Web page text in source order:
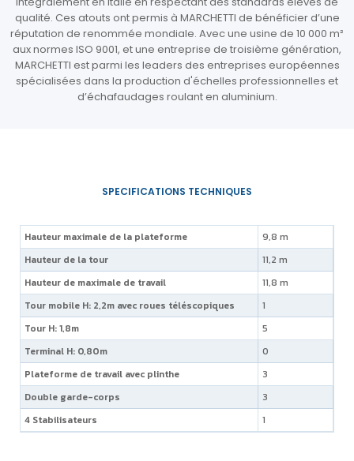
Hauteur maximale de la plateforme
9,8 m
Hauteur de la tour
11,2 m
Hauteur de maximale de travail
11,8 m
Tour mobile H: 2,2m avec roues téléscopiques
1
Tour H: 1,8m
5
Terminal H: 0,80m
0
Plateforme de travail avec plinthe
3
Double garde-corps
3
4 Stabilisateurs
1
qualité. Ces atouts ont permis à MARCHETTI de bénéficier d’une
réputation de renommée mondiale. Avec une usine de 10 000 m²
aux normes ISO 9001, et une entreprise de troisième génération,
MARCHETTI est parmi les leaders des entreprises européennes
spécialisées dans la production d'échelles professionnelles et
d’échafaudages roulant en aluminium.